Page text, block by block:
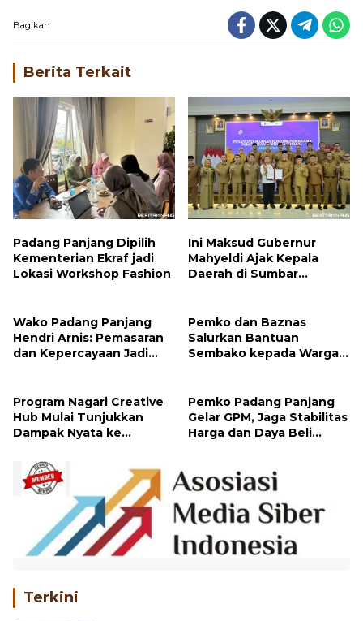
Bagikan
Berita Terkait
Padang Panjang Dipilih
Kementerian Ekraf jadi
Lokasi Workshop Fashion
Ini Maksud Gubernur
Mahyeldi Ajak Kepala
Daerah di Sumbar
Wako Padang Panjang
Hendri Arnis: Pemasaran
dan Kepercayaan Jadi
Pemko dan Baznas
Salurkan Bantuan
Sembako kepada Warga
Program Nagari Creative
Hub Mulai Tunjukkan
Dampak Nyata ke
Pemko Padang Panjang
Gelar GPM, Jaga Stabilitas
Harga dan Daya Beli
Terkini